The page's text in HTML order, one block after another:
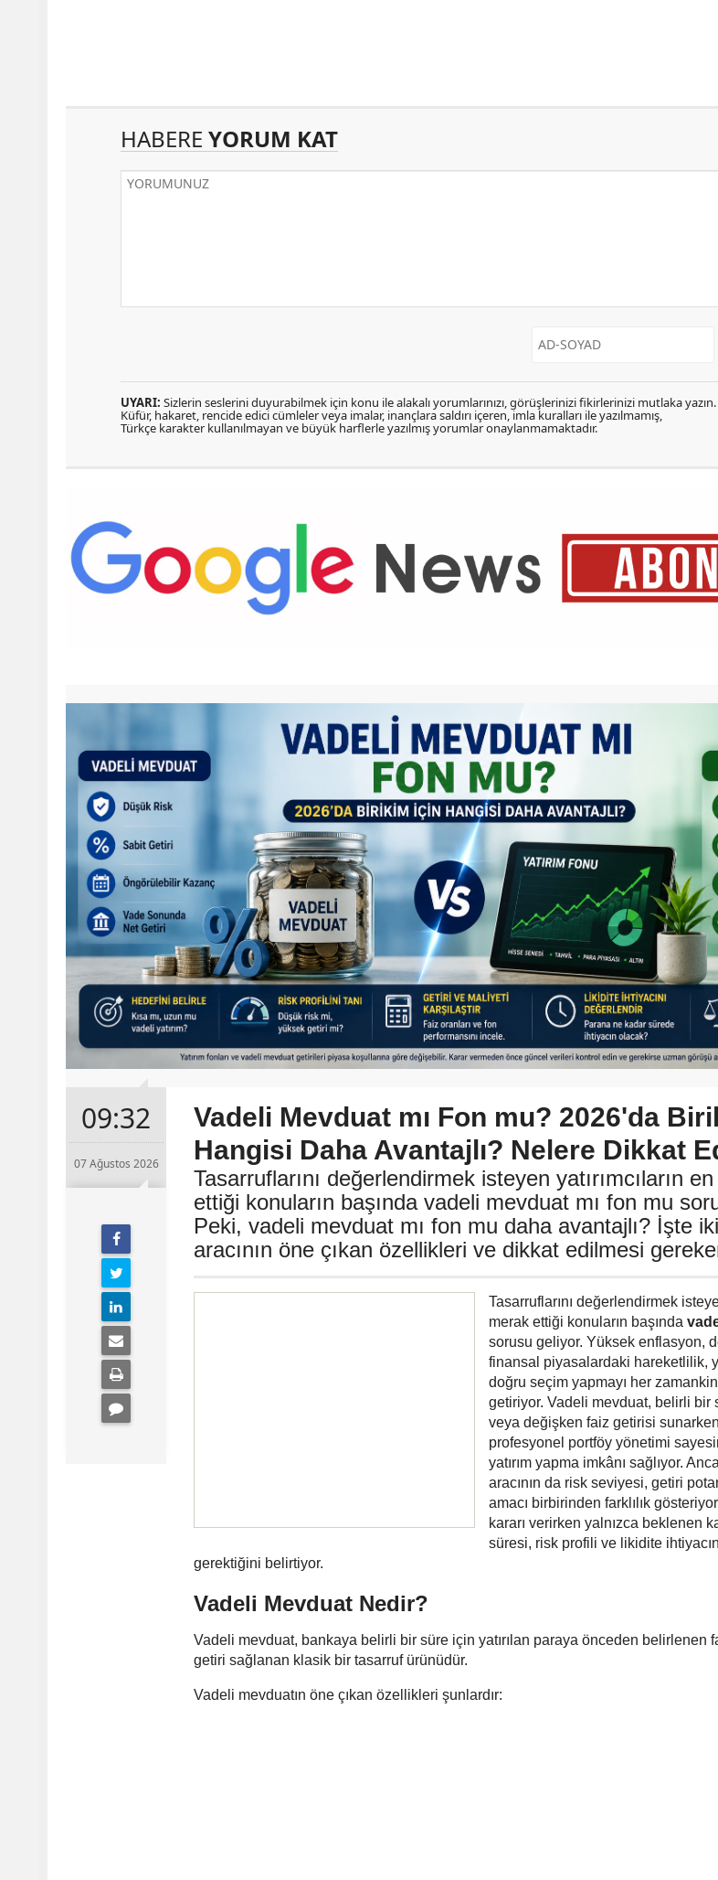
HABERE YORUM KAT
UYARI: Sizlerin seslerini duyurabilmek için konu ile alakalı yorumlarınızı, görüşlerinizi fikirlerinizi mutlaka yazın.
Küfür, hakaret, rencide edici cümleler veya imalar, inançlara saldırı içeren, imla kuralları ile yazılmamış,
Türkçe karakter kullanılmayan ve büyük harflerle yazılmış yorumlar onaylanmamaktadır.
09:32
07 Ağustos 2026
Vadeli Mevduat mı Fon mu? 2026'da
Hangisi Daha Avantajlı? Nelere Dikkat
Tasarruflarını değerlendirmek isteyen yatırımcıların
ettiği konuların başında vadeli mevduat mı fon mu
Peki, vadeli mevduat mı fon mu daha avantajlı? İşte iki
aracının öne çıkan özellikleri ve dikkat edilmesi
Tasarruflarını değerlendirmek
merak ettiği konuların başında
sorusu geliyor. Yüksek enflasyon,
finansal piyasalardaki hareketlilik,
doğru seçim yapmayı her
getiriyor. Vadeli mevduat, belirli bir
veya değişken faiz getirisi sunarken;
profesyonel portföy yönetimi
yatırım yapma imkânı sağlıyor.
aracının da risk seviyesi, getiri
amacı birbirinden farklılık
kararı verirken yalnızca beklenen
süresi, risk profili ve likidite
gerektiğini belirtiyor.
Vadeli Mevduat Nedir?
Vadeli mevduat, bankaya belirli bir süre için yatırılan paraya önceden belirlenen
getiri sağlanan klasik bir tasarruf ürünüdür.
Vadeli mevduatın öne çıkan özellikleri şunlardır: